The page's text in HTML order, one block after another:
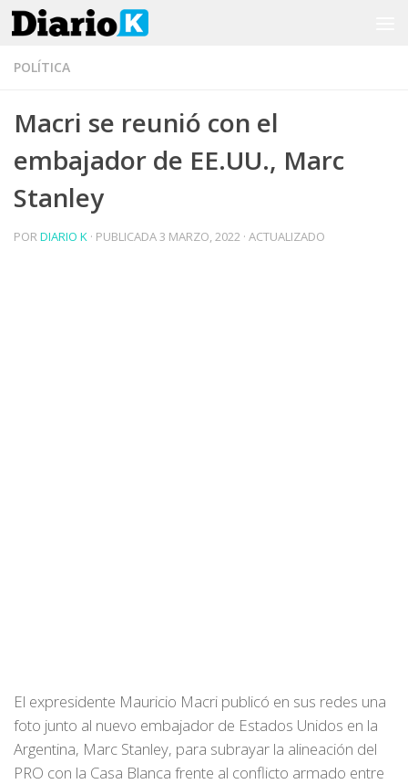
Saltar al contenido
POLÍTICA
Macri se reunió con el
embajador de EE.UU., Marc
Stanley
PORDIARIO K · PUBLICADA3 MARZO, 2022 · ACTUALIZADO
El expresidente Mauricio Macri publicó en sus redes una
foto junto al nuevo embajador de Estados Unidos en la
Argentina, Marc Stanley, para subrayar la alineación del
PRO con la Casa Blanca frente al conflicto armado entre